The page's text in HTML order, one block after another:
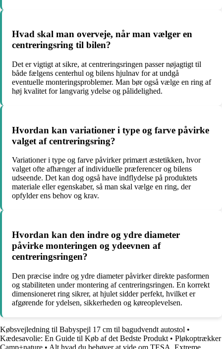
Hvad skal man overveje, når man vælger en
centreringsring til bilen?
Det er vigtigt at sikre, at centreringsringen passer nøjagtigt til
både fælgens centerhul og bilens hjulnav for at undgå
eventuelle monteringsproblemer. Man bør også vælge en ring af
høj kvalitet for langvarig ydelse og pålidelighed.
Hvordan kan variationer i type og farve påvirke
valget af centreringsring?
Variationer i type og farve påvirker primært æstetikken, hvor
valget ofte afhænger af individuelle præferencer og bilens
udseende. Det kan dog også have indflydelse på produktets
materiale eller egenskaber, så man skal vælge en ring, der
opfylder ens behov og krav.
Hvordan kan den indre og ydre diameter
påvirke monteringen og ydeevnen af
centreringsringen?
Den præcise indre og ydre diameter påvirker direkte pasformen
og stabiliteten under montering af centreringsringen. En korrekt
dimensioneret ring sikrer, at hjulet sidder perfekt, hvilket er
afgørende for ydelsen, sikkerheden og køreoplevelsen.
Købsvejledning til Babyspejl 17 cm til bagudvendt autostol •
Kædesavolie: En Guide til Køb af det Bedste Produkt • Pløkoptrækker
Camp+nature • Alt hvad du behøver at vide om TESA, Extreme